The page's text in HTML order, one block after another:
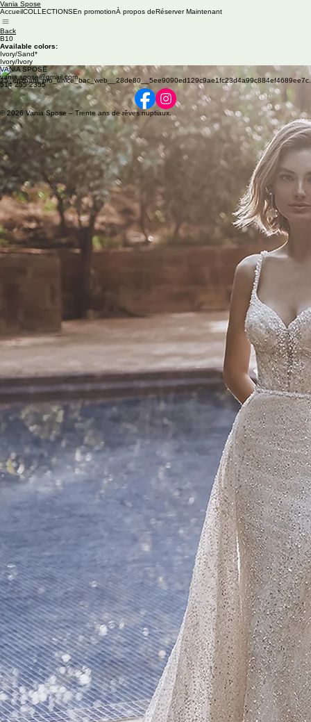
Vania Spose
AccueilCOLLECTIONSEn promotionÀ propos deRéserver Maintenant
Back
B10
Available colors:
Ivory/Sand*
Ivory/Ivory
VANIA SPOSE
vania.spose@gmail.com
514 255 2355
© 2026 Vania Spose – Trente ans de rêves nuptiaux.